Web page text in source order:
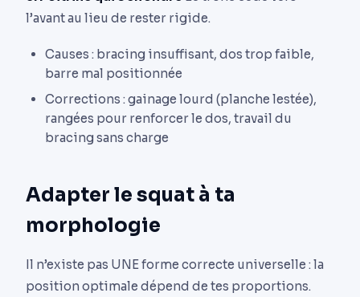
l’avant au lieu de rester rigide.
Causes : bracing insuffisant, dos trop faible,
barre mal positionnée
Corrections : gainage lourd (planche lestée),
rangées pour renforcer le dos, travail du
bracing sans charge
Adapter le squat à ta
morphologie
Il n’existe pas UNE forme correcte universelle : la
position optimale dépend de tes proportions.